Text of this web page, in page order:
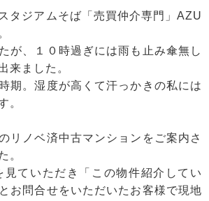
タジアムそば「売買仲介専門」AZU
が、１０時過ぎには雨も止み傘無し
来ました。
期。湿度が高くて汗っかきの私には
。
リノベ済中古マンションをご案内さ
。
ていただき「この物件紹介してい
お問合せをいただいたお客様で現地